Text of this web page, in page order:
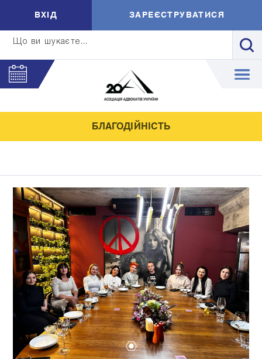
Що ви шукаєте...
ВXIД ЗАРЕЄСТРУВАТИСЯ
БЛАГОДІЙНІСТЬ